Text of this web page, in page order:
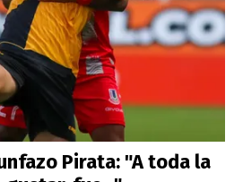
Pirata: "A toda la